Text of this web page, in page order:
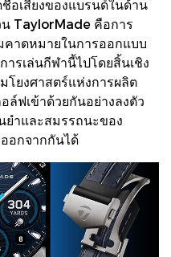
อเสียงของแบรนด์ในด้าน
TaylorMade คือการ
าดหมายในการออกแบบ
รเล่นกีฬานี้ไปโดยสิ้นเชิง
โยงศาสตร์แห่งการผลิต
ล์ฟเข้าด้วยกันอย่างลงตัว
ำและสมรรถนะของ
อกจากกันได้